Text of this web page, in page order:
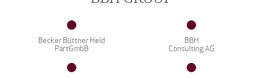
Becker Büttner Held
PartGmbB
BBH
Consulting AG